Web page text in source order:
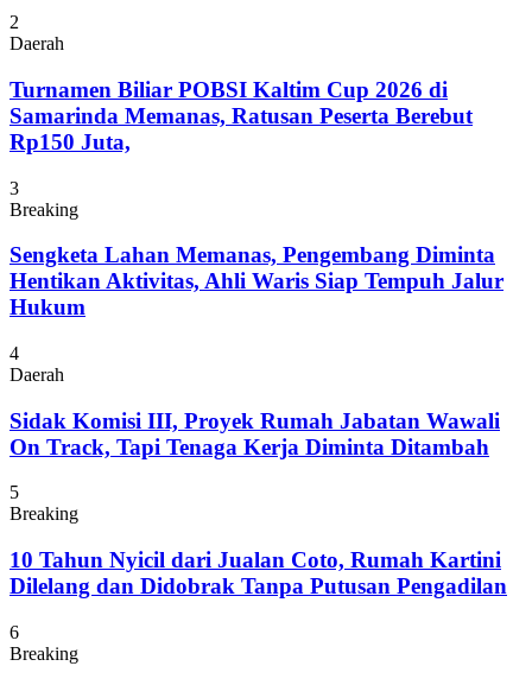
2
Daerah
Turnamen Biliar POBSI Kaltim Cup 2026 di
Samarinda Memanas, Ratusan Peserta Berebut
Rp150 Juta,
3
Breaking
Sengketa Lahan Memanas, Pengembang Diminta
Hentikan Aktivitas, Ahli Waris Siap Tempuh Jalur
Hukum
4
Daerah
Sidak Komisi III, Proyek Rumah Jabatan Wawali
On Track, Tapi Tenaga Kerja Diminta Ditambah
5
Breaking
10 Tahun Nyicil dari Jualan Coto, Rumah Kartini
Dilelang dan Didobrak Tanpa Putusan Pengadilan
6
Breaking